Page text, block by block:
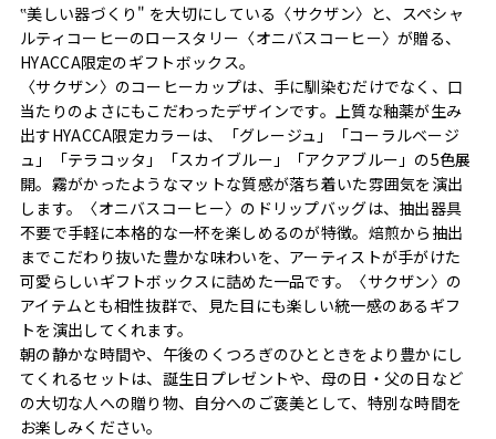
‟美しい器づくり" を大切にしている〈サクザン〉と、スペシャ
ルティコーヒーのロースタリー〈オニバスコーヒー〉が贈る、
HYACCA限定のギフトボックス。
〈サクザン〉のコーヒーカップは、手に馴染むだけでなく、口
当たりのよさにもこだわったデザインです。上質な釉薬が生み
出すHYACCA限定カラーは、「グレージュ」「コーラルベージ
ュ」「テラコッタ」「スカイブルー」「アクアブルー」の5色展
開。霧がかったようなマットな質感が落ち着いた雰囲気を演出
します。〈オニバスコーヒー〉のドリップバッグは、抽出器具
不要で手軽に本格的な一杯を楽しめるのが特徴。焙煎から抽出
までこだわり抜いた豊かな味わいを、アーティストが手がけた
可愛らしいギフトボックスに詰めた一品です。〈サクザン〉の
アイテムとも相性抜群で、見た目にも楽しい統一感のあるギフ
トを演出してくれます。
朝の静かな時間や、午後のくつろぎのひとときをより豊かにし
てくれるセットは、誕生日プレゼントや、母の日・父の日など
の大切な人への贈り物、自分へのご褒美として、特別な時間を
お楽しみください。